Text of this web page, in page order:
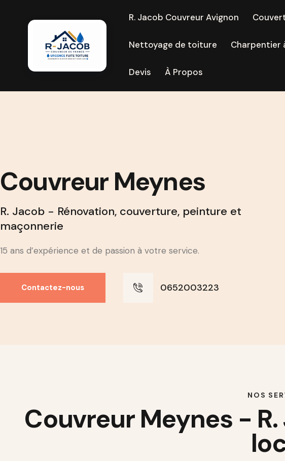
R. Jacob Couvreur Avignon
Nettoyage de toiture Charpentier
Devis À Propos
Couvreur Meynes
R. Jacob - Rénovation, couverture, peinture et
maçonnerie
15 ans d’expérience et de passion à votre service.
Contactez-nous 0652003223
NOS
Couvreur Meynes -